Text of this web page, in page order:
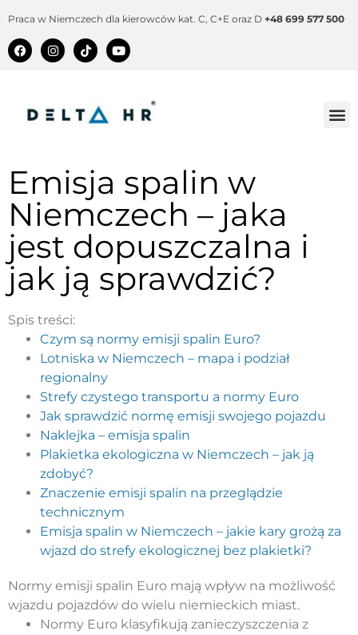
Praca w Niemczech dla kierowców kat. C, C+E oraz D +48 699 577 500
Emisja spalin w
Niemczech – jaka
jest dopuszczalna i
jak ją sprawdzić?
Spis treści:
Czym są normy emisji spalin Euro?
Lotniska w Niemczech – mapa i podział
regionalny
Strefy czystego transportu a normy Euro
Jak sprawdzić normę emisji swojego pojazdu
Naklejka – emisja spalin
Plakietka ekologiczna w Niemczech – jak ją
zdobyć?
Znaczenie emisji spalin na przeglądzie
technicznym
Emisja spalin w Niemczech – jakie kary grożą za
wjazd do strefy ekologicznej bez plakietki?
Normy emisji spalin Euro mają wpływ na możliwość
wjazdu pojazdów do wielu niemieckich miast.
Normy Euro klasyfikują zanieczyszczenia z